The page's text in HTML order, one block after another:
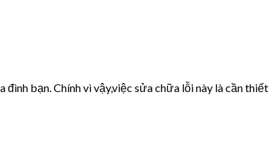
bạn. Chính vì vậy,việc sửa chữa lỗi này là cần thiết